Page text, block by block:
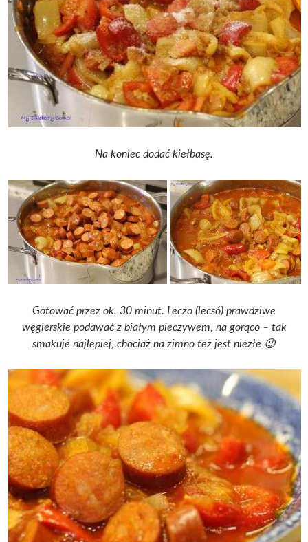
Na koniec dodać kiełbasę.
Gotować przez ok. 30 minut. Leczo (lecsó) prawdziwe
węgierskie podawać z białym pieczywem, na gorąco – tak
smakuje najlepiej, chociaż na zimno też jest niezłe 😉